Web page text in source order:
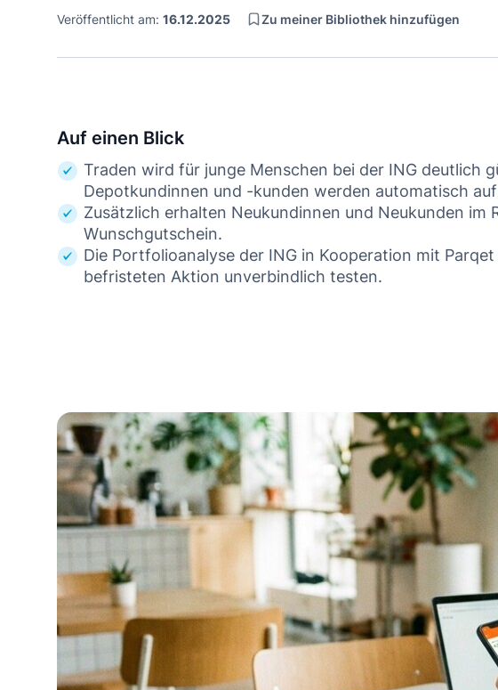
Veröffentlicht am: 16.12.2025 Zu meiner Bibliothek hinzufügen
Auf einen Blick
Traden wird für junge Menschen bei der ING deutlich
Depotkundinnen und -kunden werden automatisch
Zusätzlich erhalten Neukundinnen und Neukunden im
Wunschgutschein.
Die Portfolioanalyse der ING in Kooperation mit
befristeten Aktion unverbindlich testen.